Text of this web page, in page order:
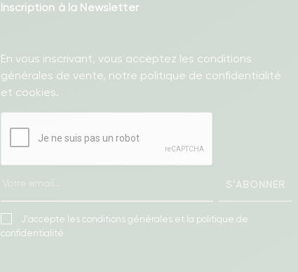
Inscription à la Newsletter
En vous inscrivant, vous acceptez les conditions
générales de vente, notre politique de confidentialité
et cookies.
S'ABONNER
J'accepte les conditions générales et la politique de
confidentialité